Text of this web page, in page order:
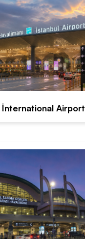
İnternational Airport